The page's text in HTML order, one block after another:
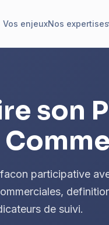
Vos enjeuxNos expertises
son
participative
de suivi.